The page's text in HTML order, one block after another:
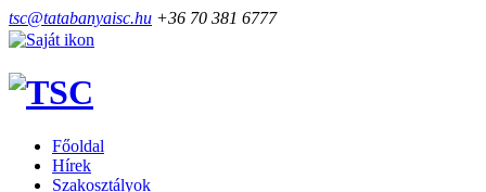
tsc@tatabanyaisc.hu +36 70 381 6777
Főoldal
Hírek
Szakosztályok